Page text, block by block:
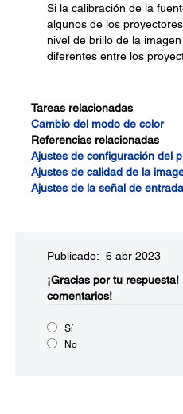
Si la calibración de la
algunos de los
nivel de brillo de la
diferentes entre los
Tareas relacionadas
Cambio del modo de color
Referencias relacionadas
Ajustes de configuración del
Ajustes de calidad de la
Ajustes de la señal de
Publicado: 6 abr 2023
¡Gracias por tu respuesta!
comentarios!
Sí
No